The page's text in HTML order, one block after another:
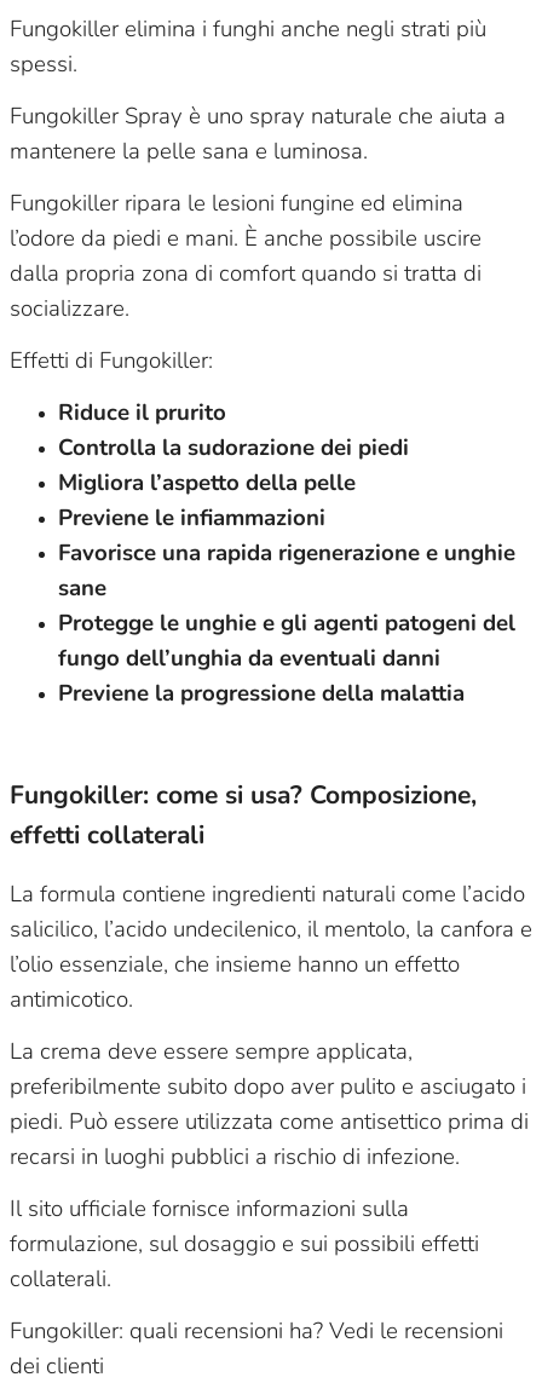
Fungokiller elimina i funghi anche negli strati più
spessi.
Fungokiller Spray è uno spray naturale che aiuta a
mantenere la pelle sana e luminosa.
Fungokiller ripara le lesioni fungine ed elimina
l’odore da piedi e mani. È anche possibile uscire
dalla propria zona di comfort quando si tratta di
socializzare.
Effetti di Fungokiller:
Riduce il prurito
Controlla la sudorazione dei piedi
Migliora l’aspetto della pelle
Previene le infiammazioni
Favorisce una rapida rigenerazione e unghie
sane
Protegge le unghie e gli agenti patogeni del
fungo dell’unghia da eventuali danni
Previene la progressione della malattia
Fungokiller: come si usa? Composizione,
effetti collaterali
La formula contiene ingredienti naturali come l’acido
salicilico, l’acido undecilenico, il mentolo, la canfora e
l’olio essenziale, che insieme hanno un effetto
antimicotico.
La crema deve essere sempre applicata,
preferibilmente subito dopo aver pulito e asciugato i
piedi. Può essere utilizzata come antisettico prima di
recarsi in luoghi pubblici a rischio di infezione.
Il sito ufficiale fornisce informazioni sulla
formulazione, sul dosaggio e sui possibili effetti
collaterali.
Fungokiller: quali recensioni ha? Vedi le recensioni
dei clienti